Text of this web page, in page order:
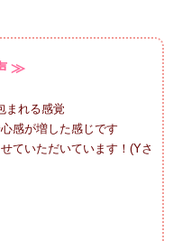
≫
まれる感覚
感が増した感じです
ていただいています！(Yさ